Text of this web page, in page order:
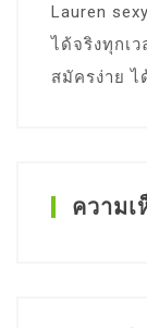
Lauren
ได้จริงทุกเ
สมัครง่าย ไ
ความ